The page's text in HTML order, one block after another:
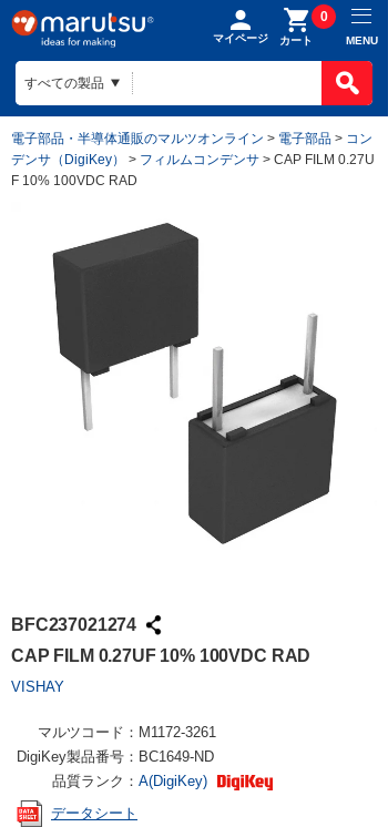
マイページ カート
0
MENU
電子部品・半導体通販のマルツオンライン > 電子部品 > コン
デンサ（DigiKey）
> フィルムコンデンサ > CAP FILM 0.27U
F 10% 100VDC RAD
BFC237021274
CAP FILM 0.27UF 10% 100VDC RAD
VISHAY
マルツコード： M1172-3261
DigiKey製品番号： BC1649-ND
品質ランク： A(DigiKey)
データシート